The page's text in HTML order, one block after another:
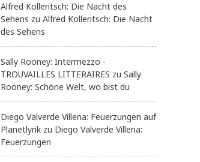
Alfred Kolleritsch: Die Nacht des
Sehens zu Alfred Kolleritsch: Die Nacht
des Sehens
Sally Rooney: Intermezzo -
TROUVAILLES LITTERAIRES zu Sally
Rooney: Schöne Welt, wo bist du
Diego Valverde Villena: Feuerzungen auf
Planetlyrik zu Diego Valverde Villena:
Feuerzungen